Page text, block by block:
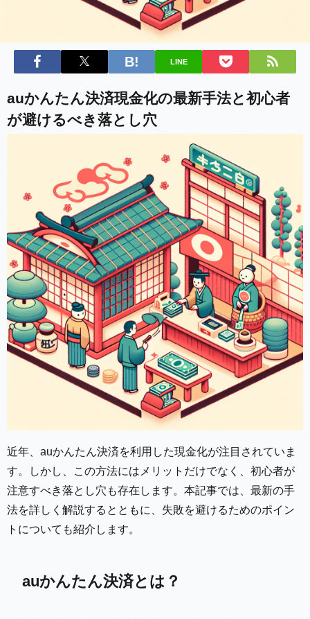
LINE
auかんたん決済現金化の最新手法と初心者
が避けるべき落とし穴
近年、auかんたん決済を利用した現金化が注目されていま
す。しかし、この方法にはメリットだけでなく、初心者が
注意すべき落とし穴も存在します。本記事では、最新の手
法を詳しく解説するとともに、失敗を避けるためのポイン
トについても紹介します。
auかんたん決済とは？